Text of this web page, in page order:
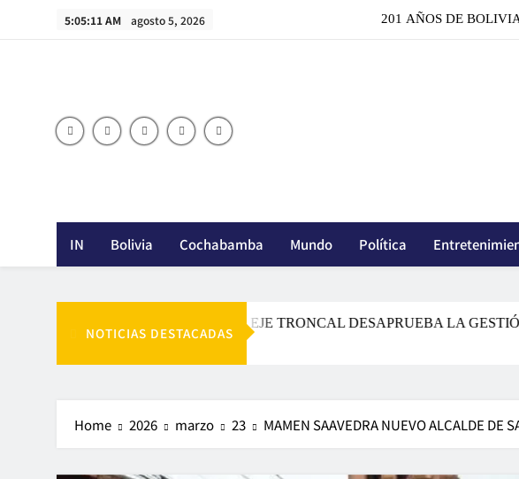
5:05:12 AM agosto 5, 2026
201 AÑOS DE
IPSOS CIESMORI:
ENCUESTA:
IN Bolivia Cochabamba Mundo Política
NOTICIAS DESTACADAS
IPSOS CIESMORI: EL EJE TRONCAL DESAPRUEBA LA GESTIÓN DE
Agosto 5, 2026
Home 2026 marzo 23 MAMEN SAAVEDRA NUEVO ALCALDE DE